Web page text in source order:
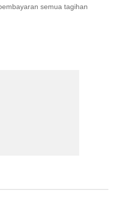
semua tagihan